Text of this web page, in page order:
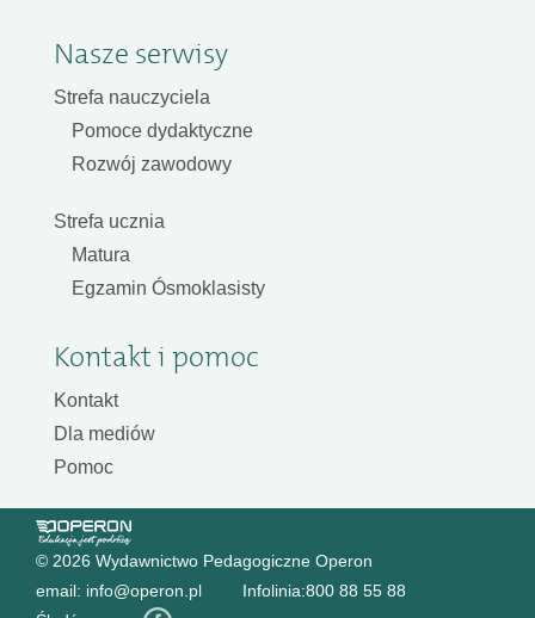
Nasze serwisy
Strefa nauczyciela
Pomoce dydaktyczne
Rozwój zawodowy
Strefa ucznia
Matura
Egzamin Ósmoklasisty
Kontakt i pomoc
Kontakt
Dla mediów
Pomoc
© 2026 Wydawnictwo Pedagogiczne Operon
email: info@operon.pl Infolinia:800 88 55 88